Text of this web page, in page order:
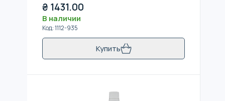
₴ 1431.00
В наличии
Код:1112-935
Купить